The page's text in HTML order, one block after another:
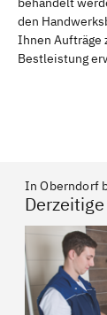
den
Ihnen Aufträge
Bestleistung
In Oberndorf